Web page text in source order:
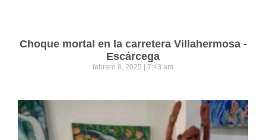
Choque mortal en la carretera Villahermosa -
Escárcega
febrero 8, 2025 7:43 am